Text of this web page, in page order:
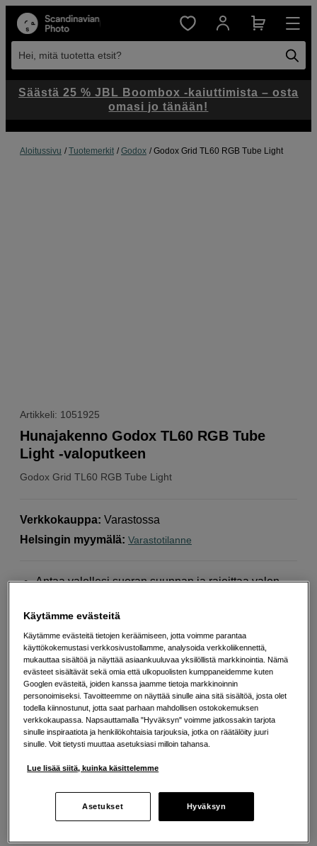
Hei, mitä tuotetta etsit?
Aloitussivu Tuotemerkit Godox Godox Grid TL60 RGB Tube Light
Artikkeli: 1051925
Godox Grid TL60 RGB Tube Light
Hunajakenno Godox TL60 RGB Tube
Light -valoputkeen
Verkkokauppa: Varastossa
Helsingin myymälä: Varastotilanne
Antaa valollesi suoran suunnan ja rajoittaa valon
Helpompaa saada valo juuri sinne, missä haluat
Lisää valosi kontrastia
Lisää tietoa
23 EUR
Maksa heti tai jaa useampaan osamaksuun Lue lisää
Lisää ostoskoriin
Säästä 25 % JBL Boombox -kaiuttimista – osta
omasi jo tänään!
Käytämme evästeitä
Käytämme evästeitä tietojen keräämiseen, jotta voimme parantaa
käyttökokemustasi verkkosivustollamme, analysoida verkkoliikennettä,
mukauttaa sisältöä ja näyttää asiaankuuluvaa yksilöllistä markkinointia. Nämä
evästeet sisältävät sekä omia että ulkopuolisten kumppaneidemme kuten
Googlen evästeitä, joiden kanssa jaamme tietoja markkinoinnin
personoimiseksi. Tavoitteemme on näyttää sinulle aina sitä sisältöä, josta olet
todella kiinnostunut, jotta saat parhaan mahdollisen ostokokemuksen
verkkokaupassa. Napsauttamalla "Hyväksyn" voimme jatkossakin tarjota
sinulle inspiraatiota ja henkilökohtaisia tarjouksia, jotka on räätälöity juuri
sinulle. Voit tietysti muuttaa asetuksiasi milloin tahansa.
Lue lisää siitä, kuinka käsittelemme
Asetukset Hyväksyn